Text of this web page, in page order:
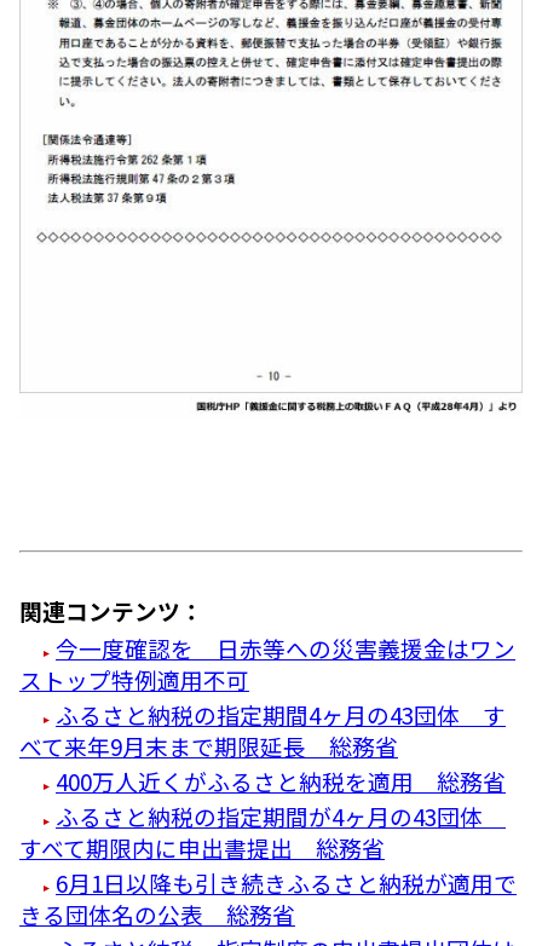
関連コンテンツ：
今一度確認を 日赤等への災害義援金はワン
ストップ特例適用不可
ふるさと納税の指定期間4ヶ月の43団体 す
べて来年9月末まで期限延長 総務省
400万人近くがふるさと納税を適用 総務省
ふるさと納税の指定期間が4ヶ月の43団体
すべて期限内に申出書提出 総務省
6月1日以降も引き続きふるさと納税が適用で
きる団体名の公表 総務省